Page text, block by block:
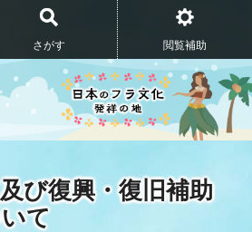
さがす 閲覧補助
び復興・復旧補助
て